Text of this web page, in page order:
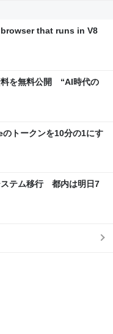
that runs in V8
料を無料公開 “AI時代の
トークンを10分の1にす
ステム移行 都内は明日7